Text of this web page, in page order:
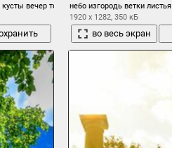
вечер тепло леснебо изгородь ветки листья
1920 x 1282, 350 кБ
во весь экран